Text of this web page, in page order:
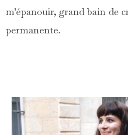
m’épanouir, grand bain de
permanente.